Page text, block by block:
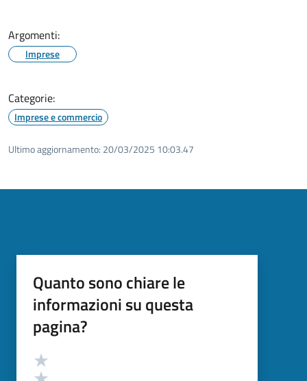
Argomenti:
Imprese
Categorie:
Imprese e commercio
Ultimo aggiornamento: 20/03/2025 10:03.47
Quanto sono chiare le
informazioni su questa
pagina?
Valutazione